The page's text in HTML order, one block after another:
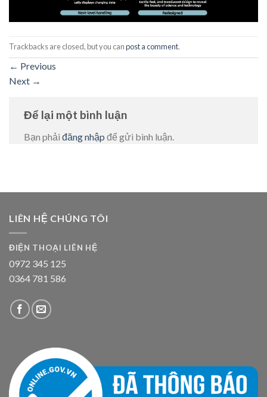
Trackbacks are closed, but you canpost a comment.
← Previous
Next →
Để lại một bình luận
Bạn phải đăng nhập để gửi bình luận.
LIÊN HỆ CHÚNG TÔI
ĐIỆN THOẠI LIÊN HỆ
0972 345 125
0364 781 586